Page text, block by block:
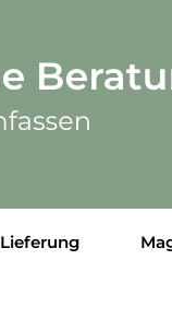
Lieferung